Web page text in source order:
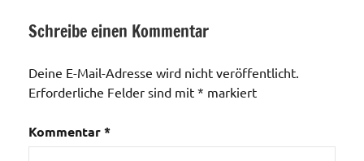
Veränderungen /
/Verbesserungen..
Allgemein
Schreibe einen Kommentar
Deine E-Mail-Adresse wird nicht veröffentlicht.
Erforderliche Felder sind mit * markiert
Kommentar*